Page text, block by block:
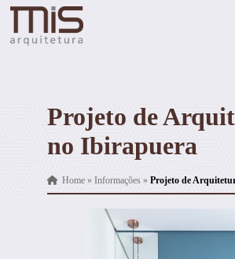
Projeto de
no Ibirapuera
Home» Informações » Projeto de